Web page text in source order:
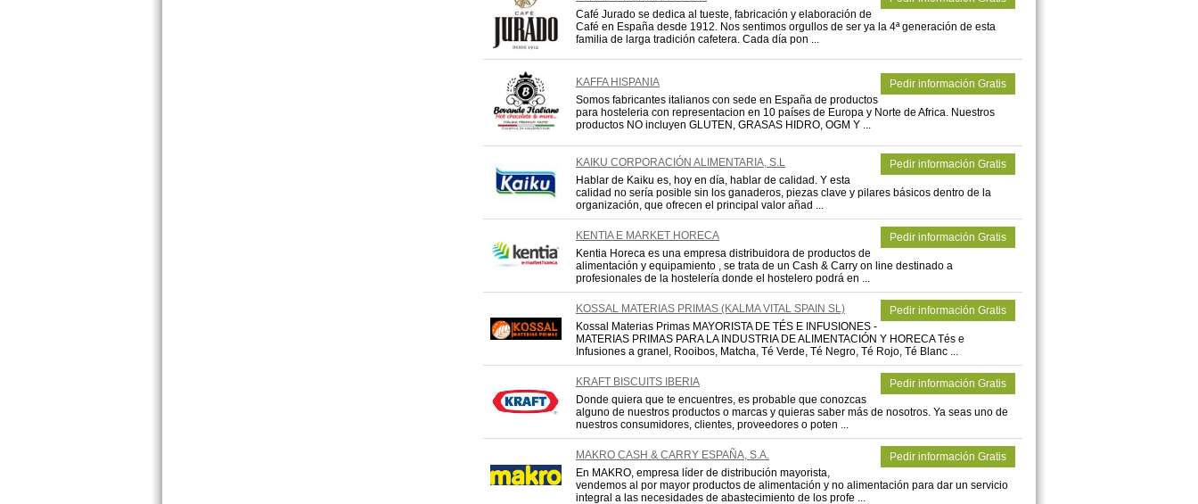
Café Jurado se dedica al tueste, fabricación y elaboración de
Café en España desde 1912. Nos sentimos orgullos de ser ya la 4ª generación de esta
familia de larga tradición cafetera. Cada día pon ...
KAFFA HISPANIA
Pedir información Gratis
Somos fabricantes italianos con sede en España de productos
para hosteleria con representacion en 10 países de Europa y Norte de Africa. Nuestros
productos NO incluyen GLUTEN, GRASAS HIDRO, OGM Y ...
KAIKU CORPORACIÓN ALIMENTARIA, S.L
Pedir información Gratis
Hablar de Kaiku es, hoy en día, hablar de calidad. Y esta
calidad no sería posible sin los ganaderos, piezas clave y pilares básicos dentro de la
organización, que ofrecen el principal valor añad ...
KENTIA E MARKET HORECA
Pedir información Gratis
Kentia Horeca es una empresa distribuidora de productos de
alimentación y equipamiento , se trata de un Cash & Carry on line destinado a
profesionales de la hostelería donde el hostelero podrá en ...
KOSSAL MATERIAS PRIMAS (KALMA VITAL SPAIN SL)
Pedir información Gratis
Kossal Materias Primas MAYORISTA DE TÉS E INFUSIONES -
MATERIAS PRIMAS PARA LA INDUSTRIA DE ALIMENTACIÓN Y HORECA Tés e
Infusiones a granel, Rooibos, Matcha, Té Verde, Té Negro, Té Rojo, Té Blanc ...
KRAFT BISCUITS IBERIA
Pedir información Gratis
Donde quiera que te encuentres, es probable que conozcas
alguno de nuestros productos o marcas y quieras saber más de nosotros. Ya seas uno de
nuestros consumidores, clientes, proveedores o poten ...
MAKRO CASH & CARRY ESPAÑA, S.A.
Pedir información Gratis
En MAKRO, empresa líder de distribución mayorista,
vendemos al por mayor productos de alimentación y no alimentación para dar un servicio
integral a las necesidades de abastecimiento de los profe ...